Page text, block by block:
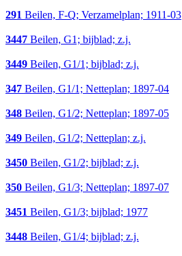
291 Beilen, F-Q; Verzamelplan; 1911-03
3447 Beilen, G1; bijblad; z.j.
3449 Beilen, G1/1; bijblad; z.j.
347 Beilen, G1/1; Netteplan; 1897-04
348 Beilen, G1/2; Netteplan; 1897-05
349 Beilen, G1/2; Netteplan; z.j.
3450 Beilen, G1/2; bijblad; z.j.
350 Beilen, G1/3; Netteplan; 1897-07
3451 Beilen, G1/3; bijblad; 1977
3448 Beilen, G1/4; bijblad; z.j.